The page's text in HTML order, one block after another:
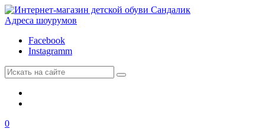
Адреса шоурумов
Facebook
Instagramm
0